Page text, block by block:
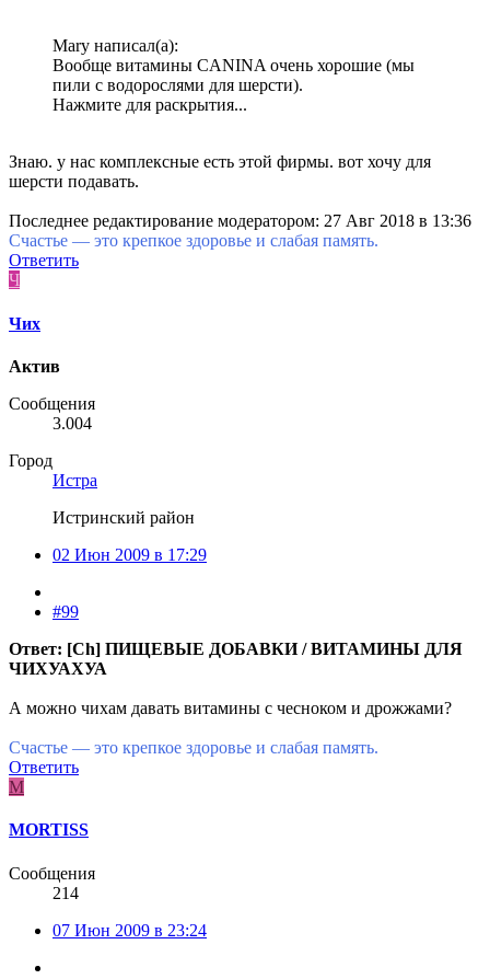
Mary написал(а):
Вообще витамины CANINA очень хорошие (мы
пили с водорослями для шерсти).
Нажмите для раскрытия...
Знаю. у нас комплексные есть этой фирмы. вот хочу для
шерсти подавать.
Последнее редактирование модератором: 27 Авг 2018 в 13:36
Счастье — это крепкое здоровье и слабая память.
Ответить
Ч
Чих
Актив
Сообщения
3.004
Город
Истра
Истринский район
02 Июн 2009 в 17:29
#99
Ответ: [Ch] ПИЩЕВЫЕ ДОБАВКИ / ВИТАМИНЫ ДЛЯ
ЧИХУАХУА
А можно чихам давать витамины с чесноком и дрожжами?
Счастье — это крепкое здоровье и слабая память.
Ответить
M
MORTISS
Сообщения
214
07 Июн 2009 в 23:24